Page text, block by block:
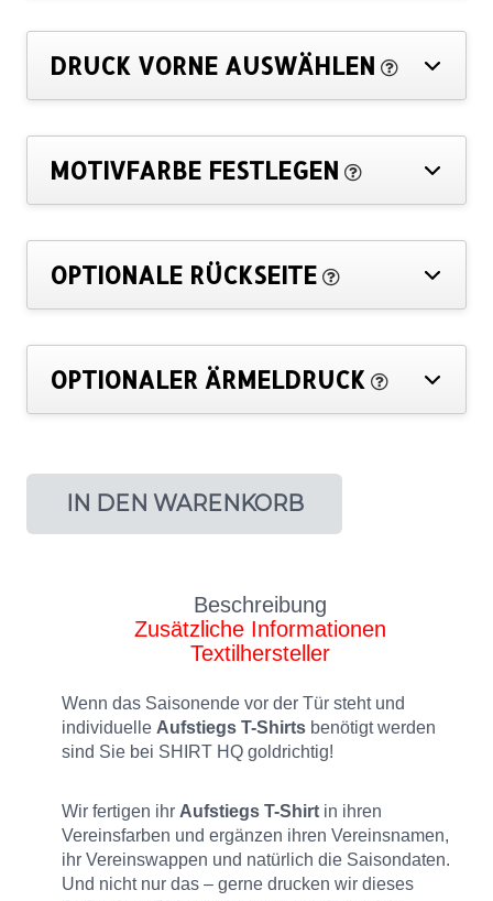
DRUCK VORNE AUSWÄHLEN
MOTIVFARBE FESTLEGEN
OPTIONALE RÜCKSEITE
OPTIONALER ÄRMELDRUCK
IN DEN WARENKORB
Beschreibung
Zusätzliche Informationen
Textilhersteller
Wenn das Saisonende vor der Tür steht und
individuelle Aufstiegs T-Shirts benötigt werden
sind Sie bei SHIRT HQ goldrichtig!
Wir fertigen ihr Aufstiegs T-Shirt in ihren
Vereinsfarben und ergänzen ihren Vereinsnamen,
ihr Vereinswappen und natürlich die Saisondaten.
Und nicht nur das – gerne drucken wir dieses